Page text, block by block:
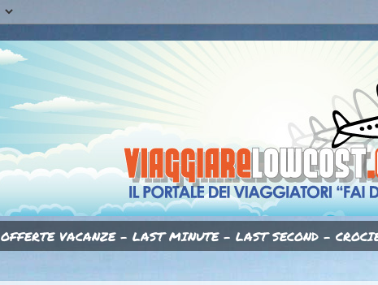
OFFERTE VACANZE - LAST MINUTE - LAST SECOND -